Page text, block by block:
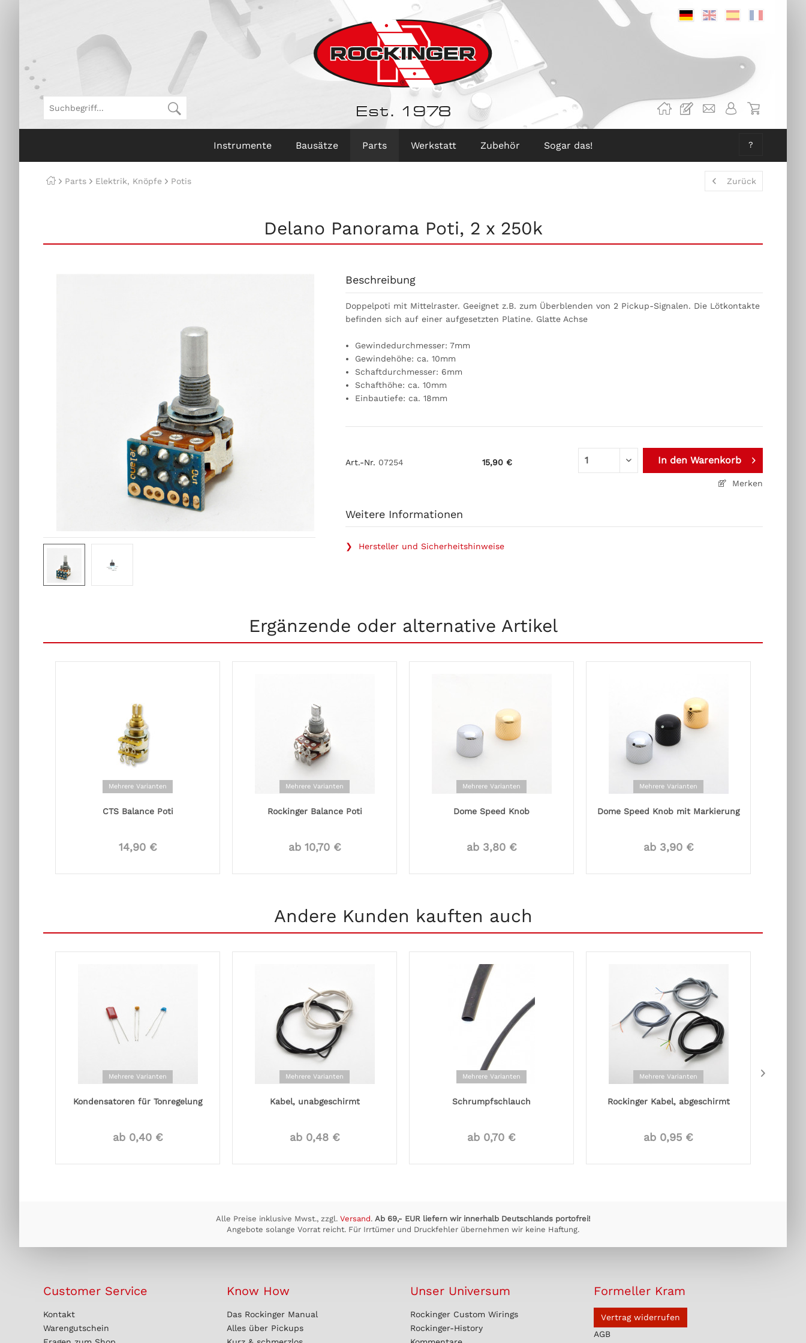
DeutschEnglischSpanisch
Est. 1978
Instrumente Bausätze Parts Werkstatt Zubehör Sogar das! ?
Parts Elektrik, Knöpfe Potis Zurück
Delano Panorama Poti, 2 x 250k
Art.-Nr. 07254 15,90 € In den Warenkorb
Merken
Beschreibung
Doppelpoti mit Mittelraster. Geeignet z.B. zum Überblenden von 2 Pickup-Signalen. Die Lötkontakte
befinden sich auf einer aufgesetzten Platine. Glatte Achse
Gewindedurchmesser: 7mm
Gewindehöhe: ca. 10mm
Schaftdurchmesser: 6mm
Schafthöhe: ca. 10mm
Einbautiefe: ca. 18mm
Weitere Informationen
❯ Hersteller und Sicherheitshinweise
Ergänzende oder alternative Artikel
Mehrere Varianten
CTS Balance Poti
14,90 €
Mehrere Varianten
Rockinger Balance Poti
ab 10,70 €
Mehrere Varianten
Dome Speed Knob
ab 3,80 €
Mehrere Varianten
Dome Speed Knob mit Markierung
ab 3,90 €
Andere Kunden kauften auch
Mehrere Varianten
Kondensatoren für Tonregelung
ab 0,40 €
Mehrere Varianten
Kabel, unabgeschirmt
ab 0,48 €
Mehrere Varianten
Schrumpfschlauch
ab 0,70 €
Mehrere Varianten
Rockinger Kabel, abgeschirmt
ab 0,95 €
Alle Preise inklusive Mwst., zzgl. Versand. Ab 69,- EUR liefern wir innerhalb Deutschlands portofrei!
Angebote solange Vorrat reicht. Für Irrtümer und Druckfehler übernehmen wir keine Haftung.
Customer Service
Kontakt
Warengutschein
Know How
Das Rockinger Manual
Alles über Pickups
Unser Universum
Rockinger Custom Wirings
Rockinger-History
Formeller Kram
Vertrag widerrufen
AGB